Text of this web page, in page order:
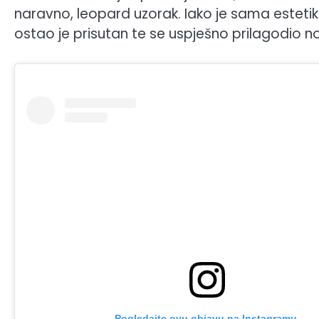
naravno, leopard uzorak. Iako je sama
ostao je prisutan te se uspješno prilagodio